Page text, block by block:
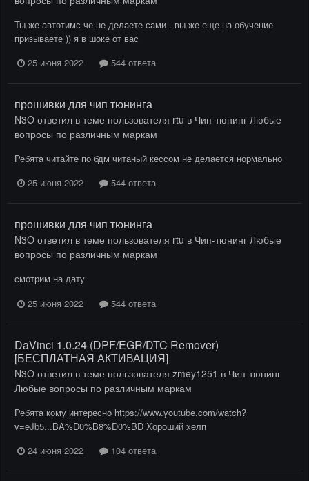
Ты же автотимс че не делаете сами . вы же еще на обучение
призываете )) я в шоке от вас
25 июня 2022
544 ответа
прошивки для чип тюнинга
N3O ответил в теме пользователя rtu в Чип-тюнинг Любые
вопросы по различным маркам
Ребята читайте по бдм читаный кессом не делается нормально
25 июня 2022
544 ответа
прошивки для чип тюнинга
N3O ответил в теме пользователя rtu в Чип-тюнинг Любые
вопросы по различным маркам
смотрим на дату
25 июня 2022
544 ответа
DaVinci 1.0.24 (DPF/EGR/DTC Remover)
[БЕСПЛАТНАЯ АКТИВАЦИЯ]
N3O ответил в теме пользователя zmey1251 в Чип-тюнинг
Любые вопросы по различным маркам
Ребята кому интересно https://www.youtube.com/watch?
v=eJb5...BA%D0%B8%D0%BD Хороший хелп
24 июня 2022
104 ответа